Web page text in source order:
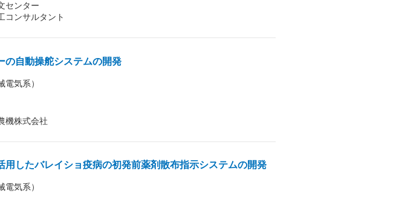
センター
コンサルタント
の自動操舵システムの開発
気系）
機株式会社
用したバレイショ疫病の初発前薬剤散布指示システムの開発
気系）